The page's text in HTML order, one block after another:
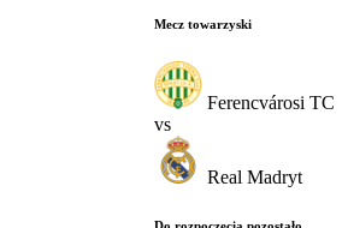
Mecz towarzyski
Ferencvárosi TC
vs
Real Madryt